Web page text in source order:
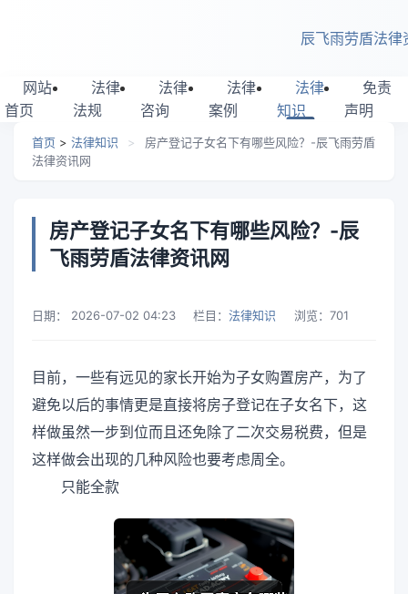
辰飞雨劳盾法律
网站
首页
法律
法规
法律
咨询
法律
案例
法律
知识
免责
声明
首页 > 法律知识 >
房产登记子女名下有哪些风险？-辰飞雨劳盾
法律资讯网
房产登记子女名下有哪些风险？-辰
飞雨劳盾法律资讯网
日期： 2026-07-02 04:23 栏目： 法律知识 浏览： 701
目前，一些有远见的家长开始为子女购置房产，为了
避免以后的事情更是直接将房子登记在子女名下，这
样做虽然一步到位而且还免除了二次交易税费，但是
这样做会出现的几种风险也要考虑周全。
只能全款